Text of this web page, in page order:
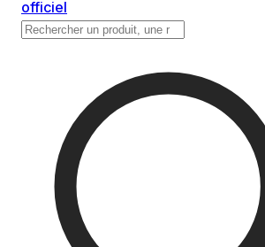
officiel